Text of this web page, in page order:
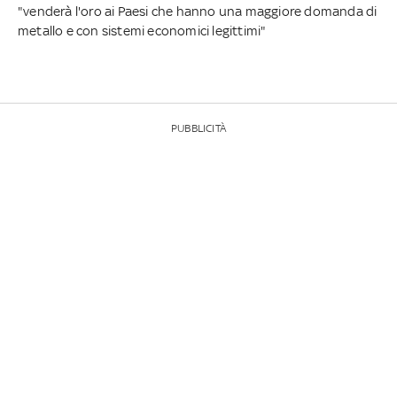
"venderà l'oro ai Paesi che hanno una maggiore domanda di
metallo e con sistemi economici legittimi"
PUBBLICITÀ